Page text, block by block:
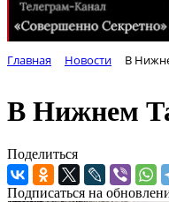
Главная Новости В
В Нижнем
Поделиться
Подписаться на